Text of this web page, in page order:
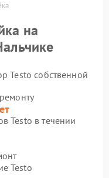
на
Testo собственной
Testo в течении
Testo